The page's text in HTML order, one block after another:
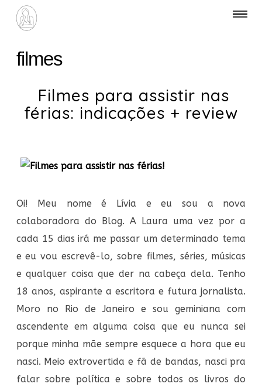
filmes
Filmes para assistir nas
férias: indicações + review
Oi! Meu nome é Lívia e eu sou a nova
colaboradora do Blog. A Laura uma vez por a
cada 15 dias irá me passar um determinado tema
e eu vou escrevê-lo, sobre filmes, séries, músicas
e qualquer coisa que der na cabeça dela. Tenho
18 anos, aspirante a escritora e futura jornalista.
Moro no Rio de Janeiro e sou geminiana com
ascendente em alguma coisa que eu nunca sei
porque minha mãe sempre esquece a hora que eu
nasci. Meio extrovertida e fã de bandas, nasci pra
falar sobre política e sobre todos os livros do